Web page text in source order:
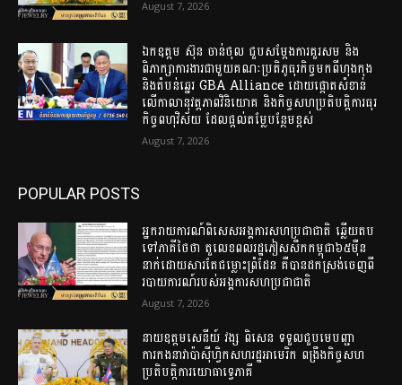
August 7, 2026
ឯកឧត្តម ស៊ុន ចាន់ថុល ជួបសម្តែងការគួរសម និង
ពិភាក្សាការងារជាមួយគណៈប្រតិភូធុរកិច្ចមកពីហុងកុង
និងតំបន់ឆ្នេរ GBA Alliance ដោយផ្តោតសំខាន់
លើកាលានុវត្តភាពវិនិយោគ និងកិច្ចសហប្រតិបត្តិការធុរ
កិច្ចពហុវិស័យ ដែលផ្តល់តម្លែបន្ថែមខ្ពស់
August 7, 2026
POPULAR POSTS
អ្នករាយការណ៍ពិសេសអង្គការសហប្រជាជាតិ ឆ្លើយតប
ទៅភាគីថៃថា តួលេខពលរដ្ឋភៀសសឹកកម្ពុជា៦៥ម៉ឺន
នាក់ដោយសារតែជម្លោះព្រំដែន គឺបានដកស្រង់ចេញពី
របាយការណ៍របស់អង្គការសហប្រជាជាតិ
August 7, 2026
នាយឧត្តមសេនីយ៍ វង្ស ពិសេន ទទួលជួបមេបញ្ជា
ការកងនាវាប៉ាស៊ីហ្វិកសហរដ្ឋអាមេរិក ពង្រឹងកិច្ចសហ
ប្រតិបត្តិការយោធាទ្វេភាគី